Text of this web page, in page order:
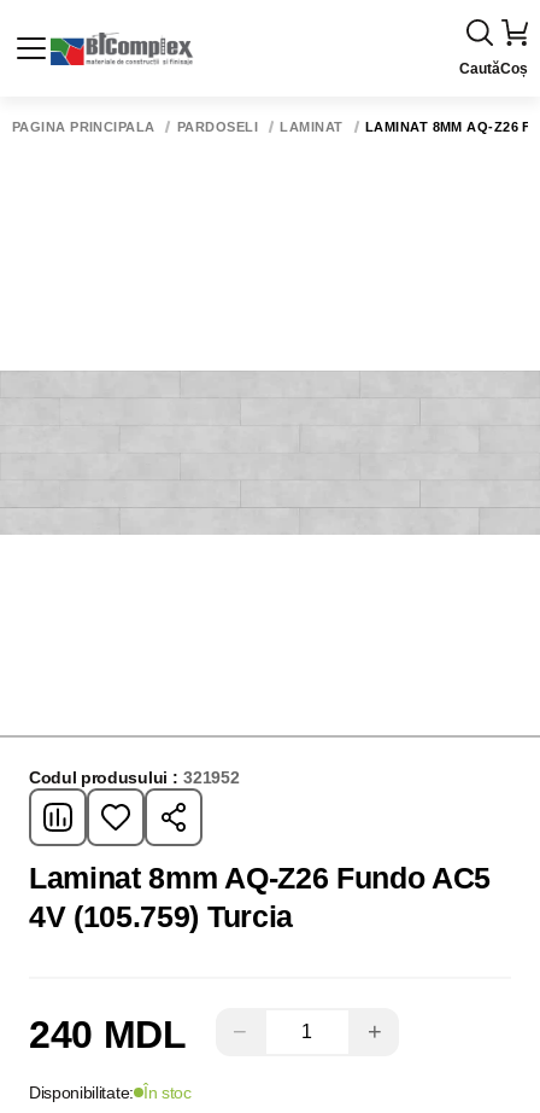
CautăCoș
PAGINA PRINCIPALĂ PARDOSELI LAMINAT LAMINAT 8MM AQ-Z26
Codul produsului : 321952
Laminat 8mm AQ-Z26 Fundo AC5
4V (105.759) Turcia
240 MDL − +
Disponibilitate: În stoc